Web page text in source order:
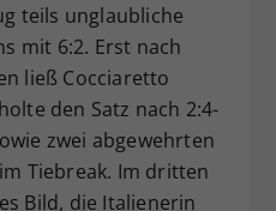
teils unglaubliche
mit 6:2. Erst nach
ließ Cocciaretto
den Satz nach 2:4-
zwei abgewehrten
Tiebreak. Im dritten
Bild, die Italienerin